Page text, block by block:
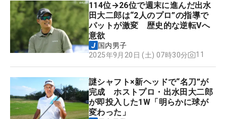
114位→26位で週末に進んだ出水
田大二郎は“2人のプロ”の指導で
パットが激変 歴史的な逆転Vへ
意欲
国内男子
2025年9月20日 (土) 07時30分
11
謎シャフト×新ヘッドで“名刀”が
完成 ホストプロ・出水田大二郎
が即投入した1W「明らかに球が
変わった」